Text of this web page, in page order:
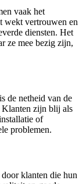
vaak het
wekt vertrouwen en
diensten. Het
ze mee bezig zijn,
de netheid van de
Klanten zijn blij als
of
problemen.
klanten die hun